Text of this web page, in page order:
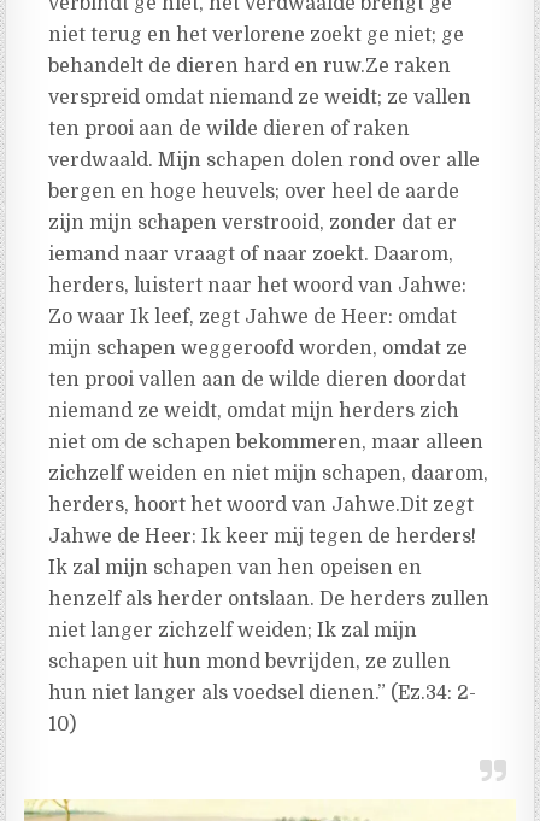
niet terug en het verlorene zoekt ge niet; ge
behandelt de dieren hard en ruw.Ze raken
verspreid omdat niemand ze weidt; ze vallen
ten prooi aan de wilde dieren of raken
verdwaald. Mijn schapen dolen rond over alle
bergen en hoge heuvels; over heel de aarde
zijn mijn schapen verstrooid, zonder dat er
iemand naar vraagt of naar zoekt. Daarom,
herders, luistert naar het woord van Jahwe:
Zo waar Ik leef, zegt Jahwe de Heer: omdat
mijn schapen weggeroofd worden, omdat ze
ten prooi vallen aan de wilde dieren doordat
niemand ze weidt, omdat mijn herders zich
niet om de schapen bekommeren, maar alleen
zichzelf weiden en niet mijn schapen, daarom,
herders, hoort het woord van Jahwe.Dit zegt
Jahwe de Heer: Ik keer mij tegen de herders!
Ik zal mijn schapen van hen opeisen en
henzelf als herder ontslaan. De herders zullen
niet langer zichzelf weiden; Ik zal mijn
schapen uit hun mond bevrijden, ze zullen
hun niet langer als voedsel dienen.” (Ez.34: 2-
10)